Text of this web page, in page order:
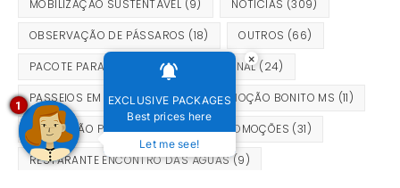
MOBILIZAÇÃO SUSTENTÁVEL (9) NOTÍCIAS (309)
OBSERVAÇÃO DE PÁSSAROS (18) OUTROS (66)
PACOTE PARA BONITO (17) PANTANAL(24)
PASSEIOS EM BONITO(102) PROMOÇÃO BONITO MS (11)
PROMOÇÃO PARA BONITO(11) PROMOÇÕES (31)
RESTARANTE ENCONTRO DAS ÁGUAS(9)
×
EXCLUSIVE PACKAGES
Best prices here
Let me see!
1